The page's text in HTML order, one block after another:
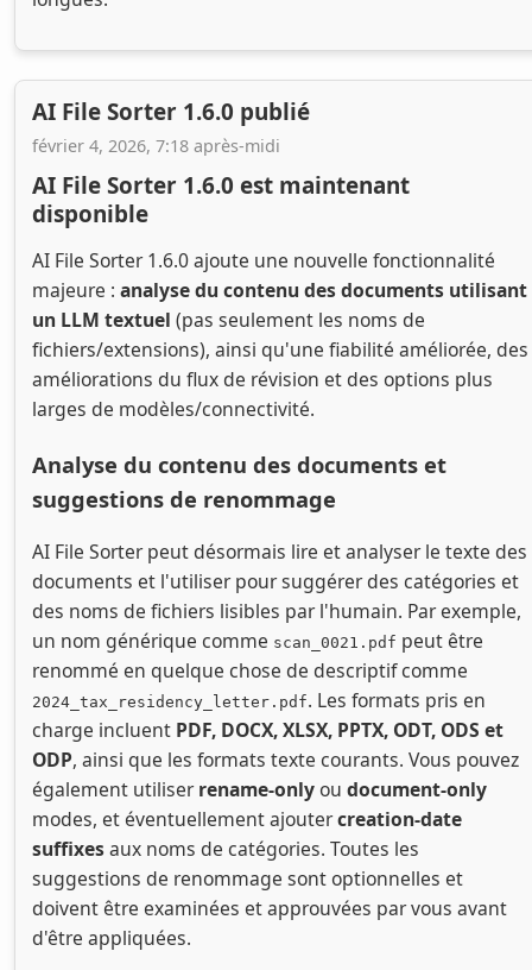
AI File Sorter 1.6.0 publié
février 4, 2026, 7:18 après-midi
AI File Sorter 1.6.0 est maintenant
disponible
AI File Sorter 1.6.0 ajoute une nouvelle fonctionnalité
majeure : analyse du contenu des documents utilisant
un LLM textuel (pas seulement les noms de
fichiers/extensions), ainsi qu'une fiabilité améliorée, des
améliorations du flux de révision et des options plus
larges de modèles/connectivité.
Analyse du contenu des documents et
suggestions de renommage
AI File Sorter peut désormais lire et analyser le texte des
documents et l'utiliser pour suggérer des catégories et
des noms de fichiers lisibles par l'humain. Par exemple,
un nom générique comme scan_0021.pdf peut être
renommé en quelque chose de descriptif comme
2024_tax_residency_letter.pdf. Les formats pris en
charge incluent PDF, DOCX, XLSX, PPTX, ODT, ODS et
ODP, ainsi que les formats texte courants. Vous pouvez
également utiliserrename-onlyou document-only
modes, et éventuellement ajoutercreation-date
suffixesaux noms de catégories. Toutes les
suggestions de renommage sont optionnelles et
doivent être examinées et approuvées par vous avant
d'être appliquées.